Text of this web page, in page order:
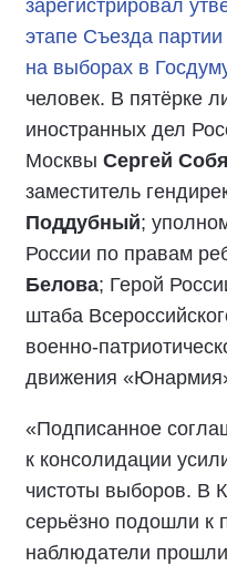
зарегистрировал
этапе Съезда
на выборах в
человек. В пятёрке
иностранных дел
Москвы Сергей
заместитель
Поддубный;
России по правам
Белова; Герой
штаба
военно-
движения
«Подписанное
к консолидации
чистоты выборов. В
серьёзно подошли к
наблюдатели